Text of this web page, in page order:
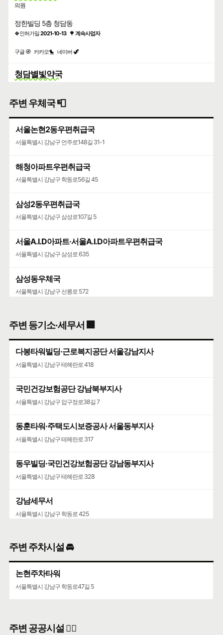
의원
정한빌딩 5층 청담동
🍀인허가일2021-10-13 🌳 계속사업자
구글 🧭 카카오🐤 네이버 🦖
청담별빛약국
정한빌딩 103호 청담동
구글 🧭 카카오🐤 네이버 🦖
일반조리판매
청담동 지상 1층
구글 🧭 카카오🐤 네이버 🦖
체력단련장업
구글 🧭 카카오🐤 네이버 🦖
유도
정한빌딩 지하 1층 청담동
🍀인허가일2019-10-21 🌳계속사업자
구글 🧭 카카오🐤 네이버 🦖
하범석피부과의원
의원
정한빌딩 2층 청담동
🍀인허가일2014-07-07 🌳계속사업자
이내풍한의원
정한빌딩 401호 청담동
🍀인허가일 2005-06-13 🌳 계속사업자
주변 우체국 📮
서울논현2동우편취급국
서울특별시 강남구 언주로148길 31-1
해청아파트우편취급국
서울특별시 강남구 학동로56길 45
삼성2동우편취급국
서울특별시 강남구 삼성로107길 5
서울A.I.D아파트·서울A.I.D아파트우편취급국
서울특별시 강남구 삼성로 635
삼성동우체국
서울특별시 강남구 선릉로 572
서울특별시 강남구 영동대로 513
주변 등기소·세무서 🏢
다봉타워빌딩·근로복지공단 서울강남지사
서울특별시 강남구 테헤란로 418
국민건강보험공단 강남북부지사
서울특별시 강남구 압구정로38길 7
동훈타워·주택도시보증공사 서울동부지사
서울특별시 강남구 테헤란로 317
동우빌딩·국민건강보험공단 강남동부지사
서울특별시 강남구 테헤란로 328
강남세무서
서울특별시 강남구 학동로 425
주변 주차시설 🚘
논현주차타워
서울특별시 강남구 학동로47길 5
주변 공공시설 👨‍✈️